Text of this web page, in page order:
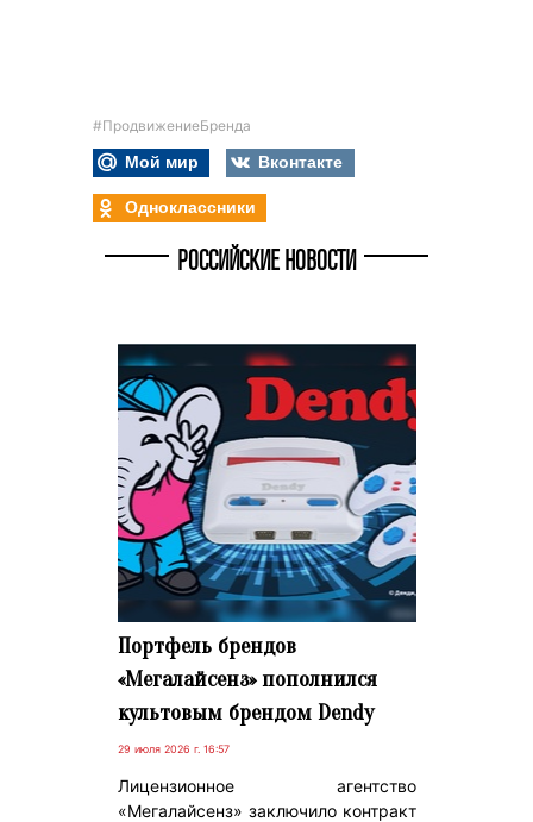
#ПродвижениеБренда
Мой мир
Вконтакте
Одноклассники
РОССИЙСКИЕ НОВОСТИ
Портфель брендов
«Мегалайсенз» пополнился
культовым брендом Dendy
29 июля 2026 г. 16:57
Лицензионное агентство
«Мегалайсенз» заключило контракт